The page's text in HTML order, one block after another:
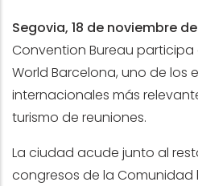
Segovia, 18 de noviembre
Convention Bureau participa
World Barcelona, uno de los
internacionales más
turismo de reuniones.
La ciudad acude junto al
congresos de la